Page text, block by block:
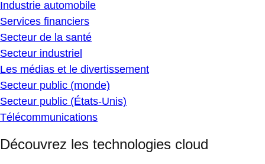
Industrie automobile
Services financiers
Secteur de la santé
Secteur industriel
Les médias et le divertissement
Secteur public (monde)
Secteur public (États-Unis)
Télécommunications
Découvrez les technologies cloud